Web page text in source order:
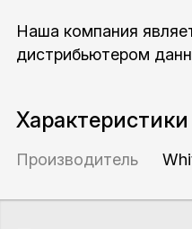
Наша компания
дистрибьютером
Характеристики
Производитель